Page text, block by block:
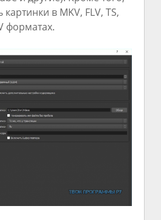
в MKV, FLV, TS,
форматах.